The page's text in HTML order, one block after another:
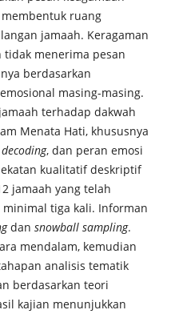
ruang
jamaah. Keragaman
menerima pesan
berdasarkan
masing-masing.
terhadap dakwah
Menata Hati, khususnya
decoding, dan peran emosi
kualitatif deskriptif
jamaah yang telah
tiga kali. Informan
dan snowball sampling.
mendalam, kemudian
analisis tematik
berdasarkan teori
kajian menunjukkan